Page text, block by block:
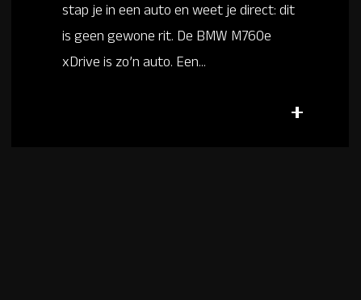
stap je in een auto en weet je direct: dit
is geen gewone rit. De BMW M760e
xDrive is zo’n auto. Een...